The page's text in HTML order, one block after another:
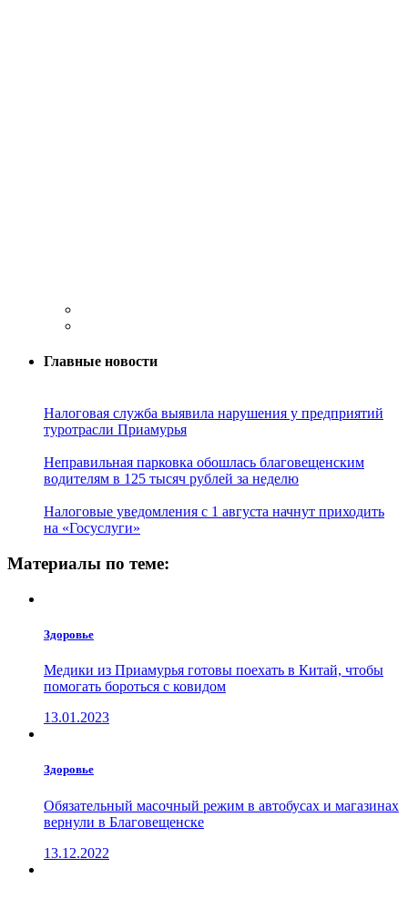
Главные новости
Налоговая служба выявила нарушения у предприятий
туротрасли Приамурья
Неправильная парковка обошлась благовещенским
водителям в 125 тысяч рублей за неделю
Налоговые уведомления с 1 августа начнут приходить
на «Госуслуги»
Материалы по теме:
Здоровье
Медики из Приамурья готовы поехать в Китай, чтобы
помогать бороться с ковидом
13.01.2023
Здоровье
Обязательный масочный режим в автобусах и магазинах
вернули в Благовещенске
13.12.2022